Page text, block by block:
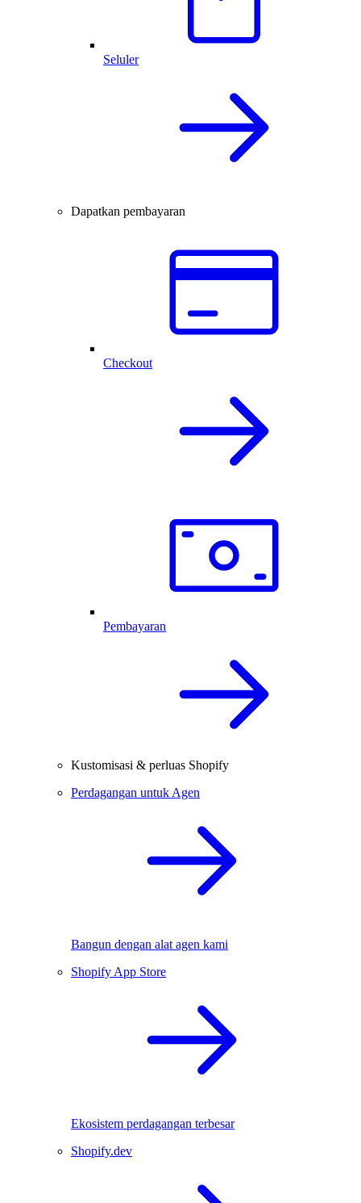
Seluler
Dapatkan pembayaran
Checkout
Pembayaran
Kustomisasi & perluas Shopify
Perdagangan untuk Agen
Bangun dengan alat agen kami
Shopify App Store
Ekosistem perdagangan terbesar
Shopify.dev